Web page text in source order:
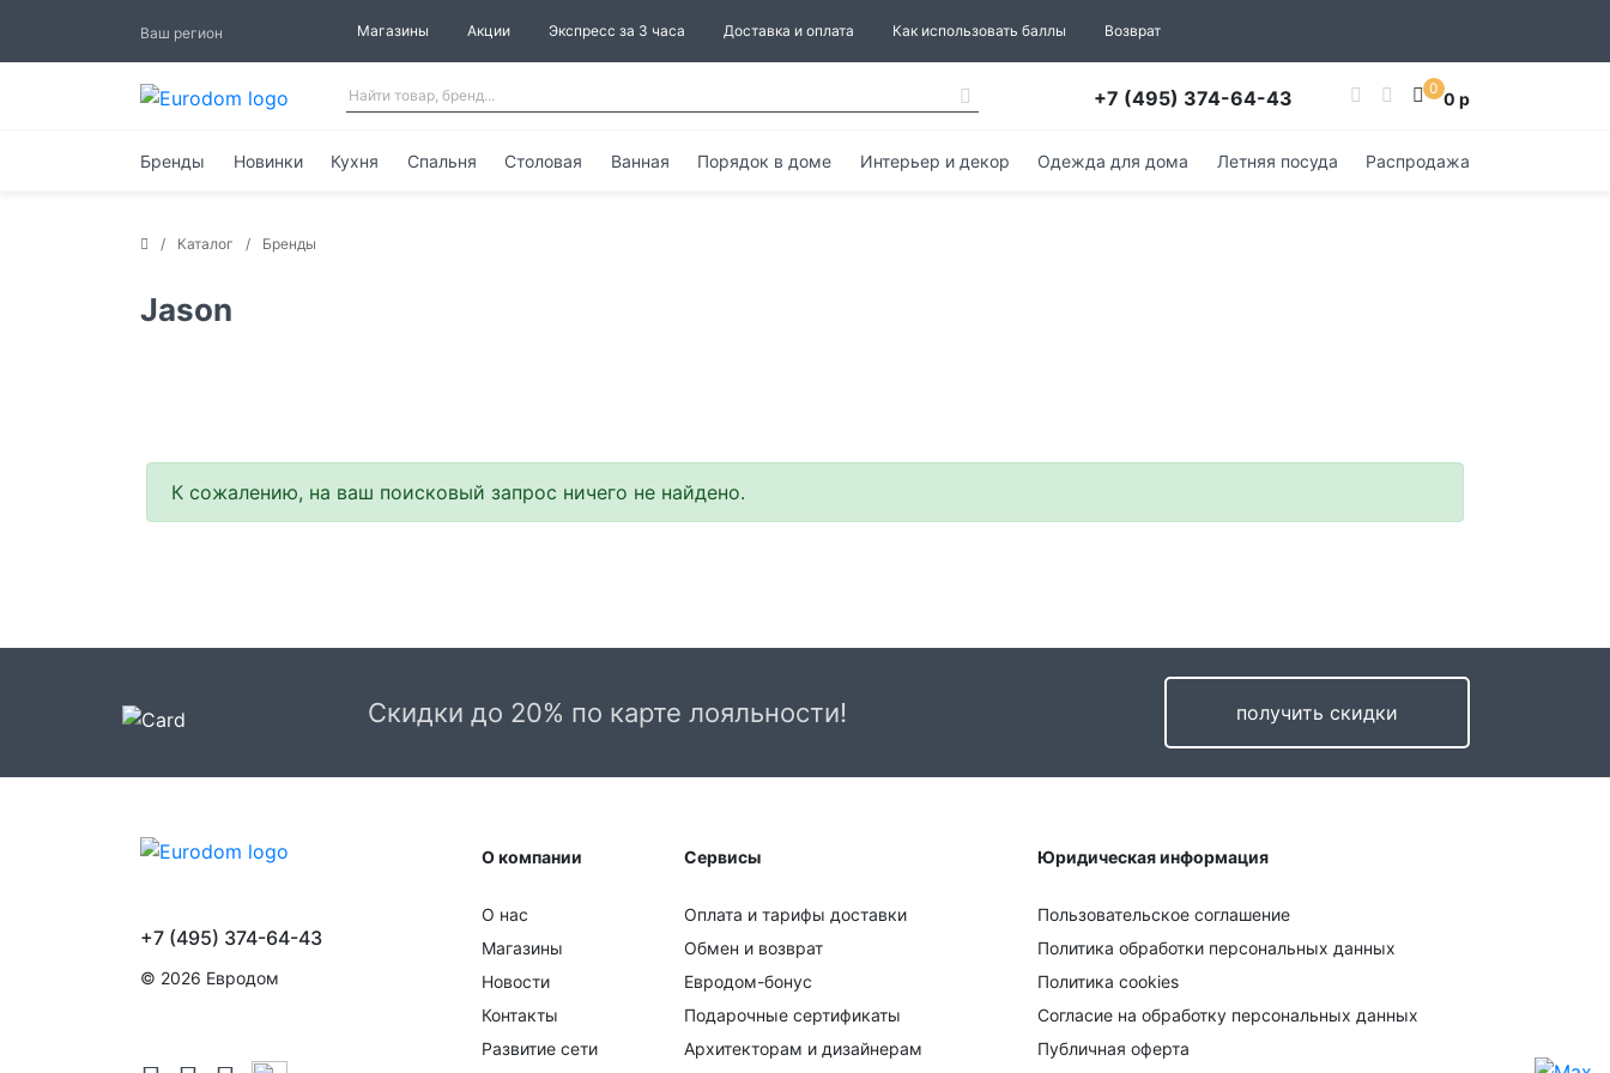
Ваш регион Магазины Акции Экспресс за 3 часа Доставка и оплата Как использовать баллы Возврат
+7 (495) 374-64-43 0 0 р
Бренды Новинки Кухня Спальня Столовая Ванная Порядок в доме Интерьер и декор Одежда для дома Летняя посуда Распродажа
Каталог Бренды
Jason
К сожалению, на ваш поисковый запрос ничего не найдено.
Скидки до 20% по карте лояльности! получить скидки
О компании
О нас
Магазины
Новости
Контакты
Развитие сети
Сервисы
Оплата и тарифы доставки
Обмен и возврат
Евродом-бонус
Подарочные сертификаты
Архитекторам и дизайнерам
Юридическая информация
Пользовательское соглашение
Политика обработки персональных данных
Политика cookies
Согласие на обработку персональных данных
Публичная оферта
+7 (495) 374-64-43
© 2026 Евродом